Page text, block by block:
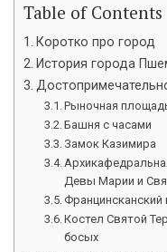
Table of Contents
Коротко про город
История города
Рыночная
Башня с часами
Замок Казимира
Девы Марии и
Францинсканский
Костел Святой
босых